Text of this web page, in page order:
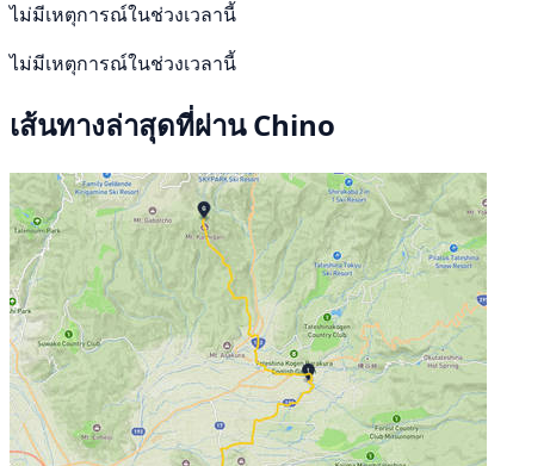
ไม่มีเหตุการณ์ในช่วงเวลานี้
ไม่มีเหตุการณ์ในช่วงเวลานี้
เส้นทางล่าสุดที่ผ่าน Chino